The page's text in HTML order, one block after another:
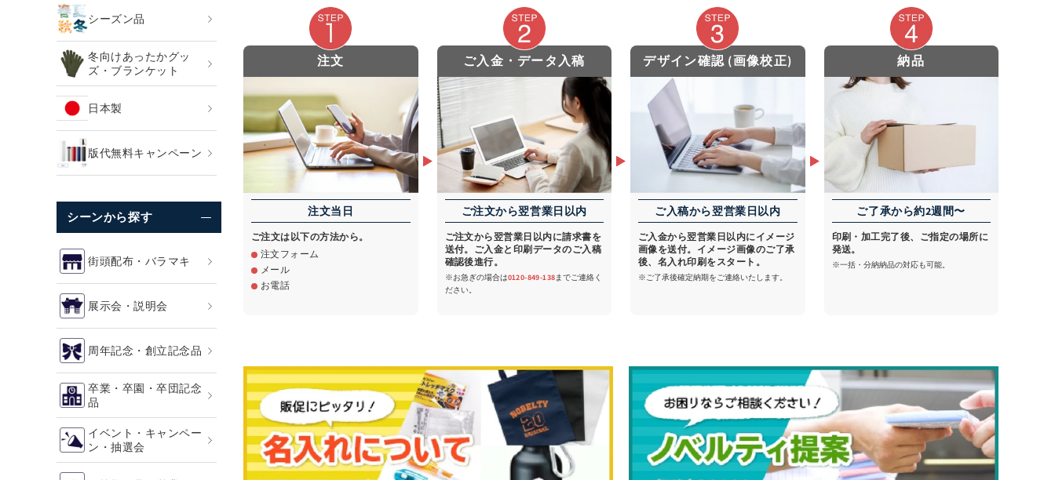
シーズン品
冬向けあったかグッ
ズ・ブランケット
日本製
版代無料キャンペーン
シーンから探す
街頭配布・バラマキ
展示会・説明会
周年記念・創立記念品
卒業・卒園・卒団記念
品
イベント・キャンペー
ン・抽選会
注文
注文当日
ご注文は以下の方法から。
注文フォーム
メール
お電話
ご入金・データ入稿
ご注文から翌営業日以内
ご注文から翌営業日以内に請求書を
送付。ご入金と印刷データのご入稿
確認後進行。
※お急ぎの場合は0120-849-138までご連絡く
ださい。
デザイン確認 (画像校正)
ご入稿から翌営業日以内
ご入金から翌営業日以内にイメージ
画像を送付。イメージ画像のご了承
後、名入れ印刷をスタート。
※ご了承後確定納期をご連絡いたします。
納品
ご了承から約2週間〜
印刷・加工完了後、ご指定の場所に
発送。
※一括・分納納品の対応も可能。